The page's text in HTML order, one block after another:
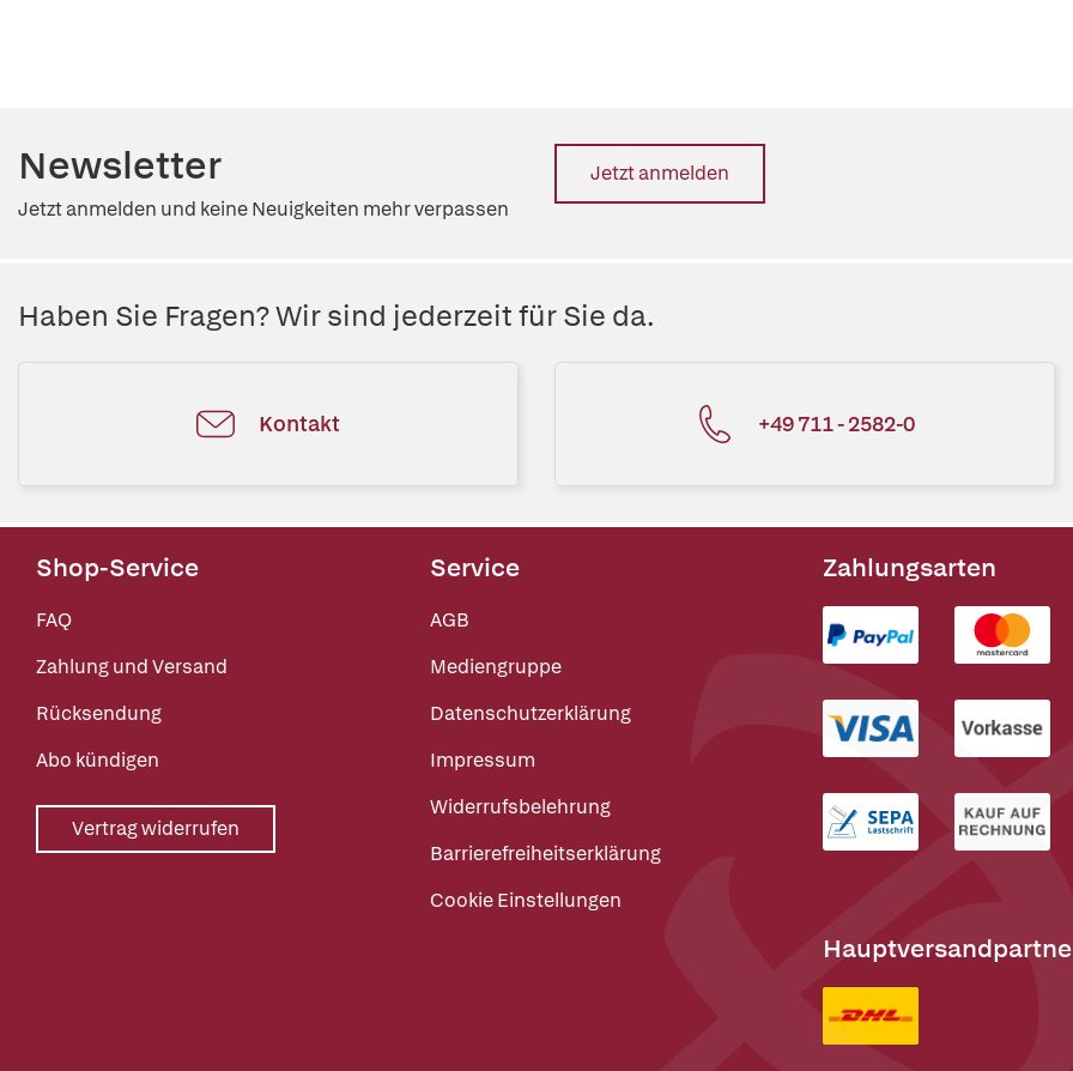
Newsletter
Jetzt anmelden und keine Neuigkeiten mehr verpassen
Jetzt anmelden
Haben Sie Fragen? Wir sind jederzeit für Sie da.
Kontakt +49 711 - 2582-0
Shop-Service
FAQ
Zahlung und Versand
Rücksendung
Abo kündigen
Vertrag widerrufen
Service
AGB
Mediengruppe
Datenschutzerklärung
Impressum
Widerrufsbelehrung
Barrierefreiheitserklärung
Cookie Einstellungen
Zahlungsarten